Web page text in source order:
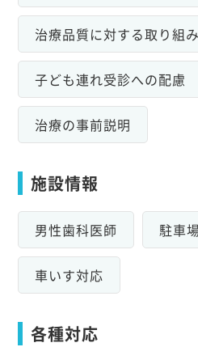
治療品質に対する取り組み
子ども連れ受診への配慮
治療の事前説明
施設情報
男性歯科医師 駐車
車いす対応
各種対応